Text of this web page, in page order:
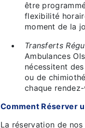
être
flexibilité
moment de la
Transferts
Ambulances
nécessitent
ou de
chaque
Comment Réserver
La réservation de